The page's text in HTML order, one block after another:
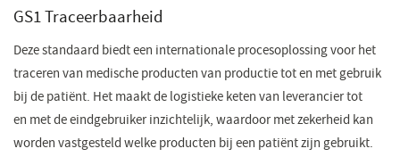
GS1 Traceerbaarheid
Deze standaard biedt een internationale procesoplossing voor het
traceren van medische producten van productie tot en met gebruik
bij de patiënt. Het maakt de logistieke keten van leverancier tot
en met de eindgebruiker inzichtelijk, waardoor met zekerheid kan
worden vastgesteld welke producten bij een patiënt zijn gebruikt.